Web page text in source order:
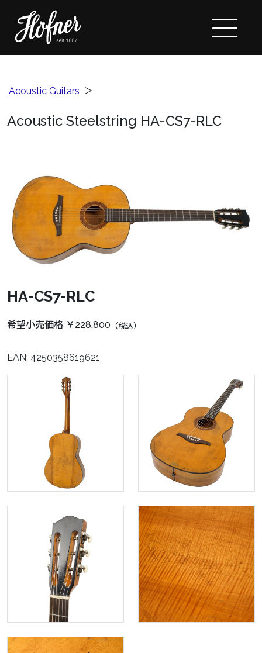
Acoustic Guitars ＞
Acoustic Steelstring HA-CS7-RLC
HA-CS7-RLC
希望小売価格 ￥228,800 （税込）
EAN: 4250358619621